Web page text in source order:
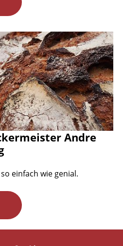
Andre
einfach wie genial.